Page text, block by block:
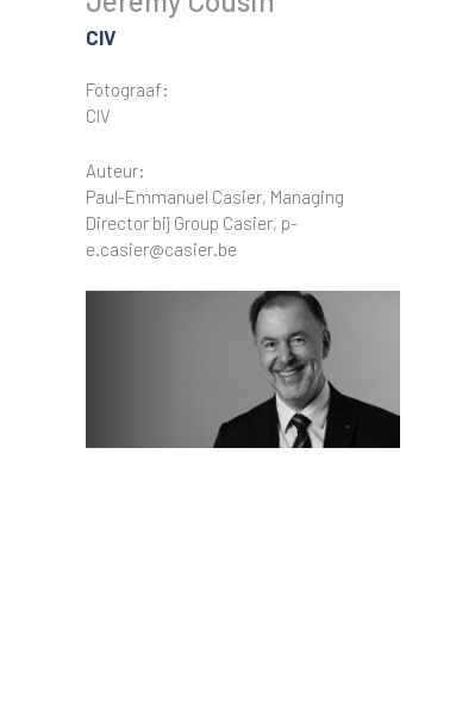
CIV
Fotograaf:
CIV
Auteur:
Paul-Emmanuel Casier, Managing
Director bij Group Casier, p-
e.casier@casier.be